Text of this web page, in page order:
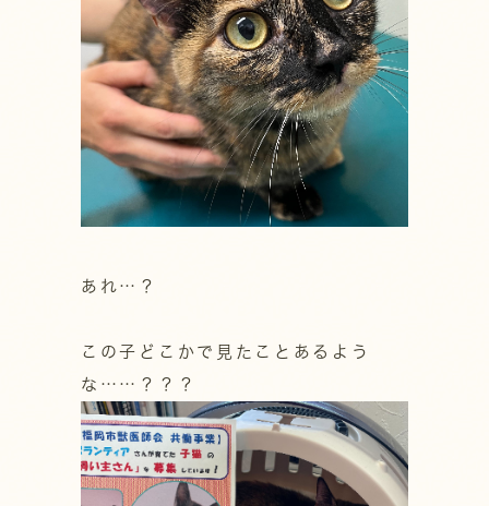
あれ…？
この子どこかで見たことあるよう
な……？？？